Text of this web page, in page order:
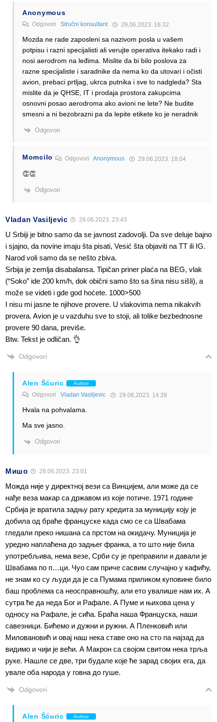
Anonymous
Odgovori Stručni konsultant 29.06.2023. 16:32
Mozda ne rade zaposleni sa nazivom posla u vašem
potpisu i razni specijalisti ali verujte operativa itekako radi i
nosi aerodrom na leđima. Mislite da bi bilo poslova za
razne specijaliste i saradnike da nema ko da utovari i očisti
avion, prebaci prtljag, ukrca putnika i sve to nadgleda? Sta
mislite da je QHSE, IT i prodaja prostora zakupcima
osnovni posao aerodroma ako avioni ne lete? Ne budite
smesni a ni bezobrazni pa da lepite etikete ko je neradnik
Odgovori
Momcilo Odgovori Anonymous 29.06.2023. 18:04
👏👏
Odgovori
Vladan Vasiljevic 28.06.2023. 23:43
U Srbiji je bitno samo da se javnost zadovolji. Da sve deluje bajno
i sjajno, da novine imaju šta pisati, Vesić šta objaviti na TT ili IG.
Narod voli samo da se nešto zbiva.
Srbija je zemlja disabalansa. Tipičan priner plaća na BEG, vlak
(“Soko” ide 200 km/h, dok obični samo što sa šina nisu sišli), a
može se videti i gde god hoćete. 1000>500
I nisu mi jasne te njihove provere. U vlakovima nema nikakvih
provera. Avion je u vazduhu sve to stoji, ali tolike bezbednosne
provere 90 dana, previše.
Btw. Tekst je odličan. 👌
Odgovori
Alen Šćuric Author
Odgovori Vladan Vasiljevic 29.06.2023. 14:28
Hvala na pohvalama.
Ma sve jasno.
Odgovori
Мишо 28.06.2023. 23:01
Можда није у директној вези са Винцијем, али може да се
нађе веза макар са државом из које потиче. 1971 године
Србија је вратила задњу рату кредита за муницију коју је
добила од браће француске када смо се са Швабама
гледали преко нишана са прстом на окидачу. Муниција је
уредно наплаћена до задњег франка, а то што није била
употребљива, нема везе, Срби су је преправили и давали је
Швабама по п…ци. Чуо сам приче сасвим случајно у кафићу,
не знам ко су људи да је са Пумама приликом куповине било
баш проблема са неосправношћу, али ето увалише нам их. А
сутра ће да неда Бог и Рафале. А Пуме и њихова цена у
односу на Рафале, је сића. Браћа наша Француска, наши
савезници. Бићемо и дужни и ружни. А Пленковић или
Миловановић и овај наш нека ставе оно на сто па најзад да
видимо и чији је већи. А Макрон са својом свитом нека трља
руке. Нашле се две, три будале које ће зарад својих ега, да
увале оба народа у говна до гуше.
Odgovori
Alen Šćuric Author